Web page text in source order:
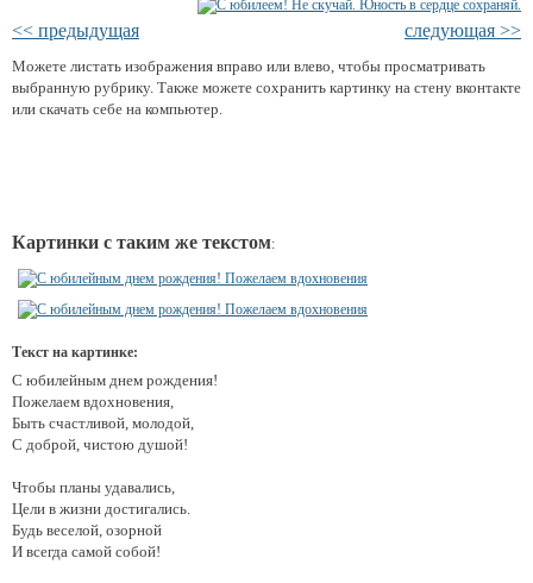
<< предыдущая следующая >>
Можете листать изображения вправо или влево, чтобы просматривать
выбранную рубрику. Также можете сохранить картинку на стену вконтакте
или скачать себе на компьютер.
Картинки с таким же текстом:
Текст на картинке:
С юбилейным днем рождения!
Пожелаем вдохновения,
Быть счастливой, молодой,
С доброй, чистою душой!
Чтобы планы удавались,
Цели в жизни достигались.
Будь веселой, озорной
И всегда самой собой!